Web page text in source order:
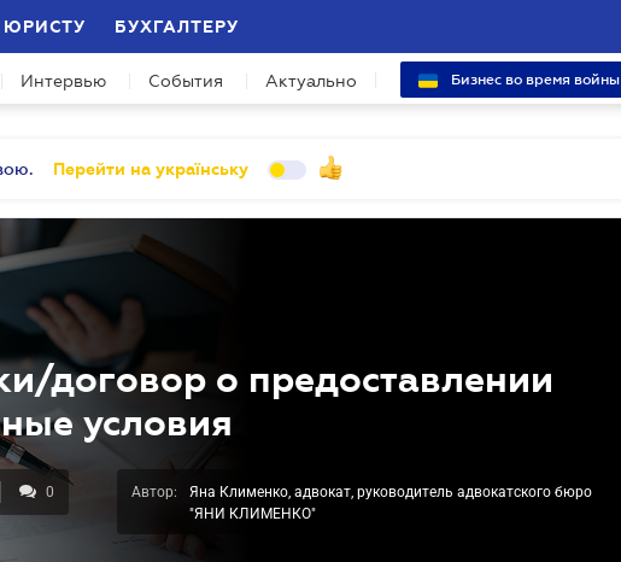
ЮРИСТУ БУХГАЛТЕРУ
Интервью События Актуально Бизнес во время войны
Перейти на українську
договор о предоставлении
условия
0 Автор:
Яна Клименко, адвокат, руководитель адвокатского бюро
"ЯНИ КЛИМЕНКО"